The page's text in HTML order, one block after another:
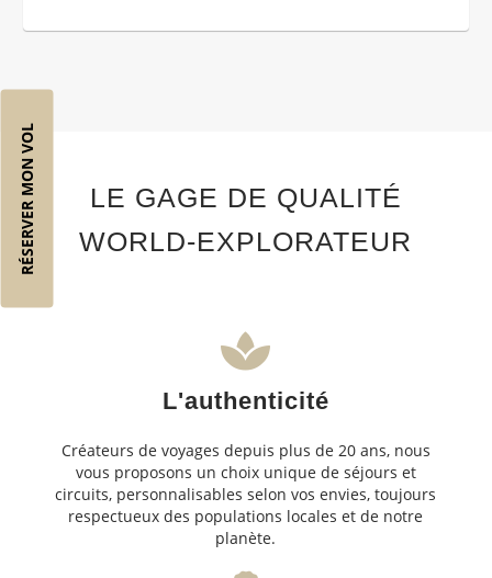
RÉSERVER MON VOL
LE GAGE DE QUALITÉ
WORLD-EXPLORATEUR
L'authenticité
Créateurs de voyages depuis plus de 20 ans, nous
vous proposons un choix unique de séjours et
circuits, personnalisables selon vos envies, toujours
respectueux des populations locales et de notre
planète.